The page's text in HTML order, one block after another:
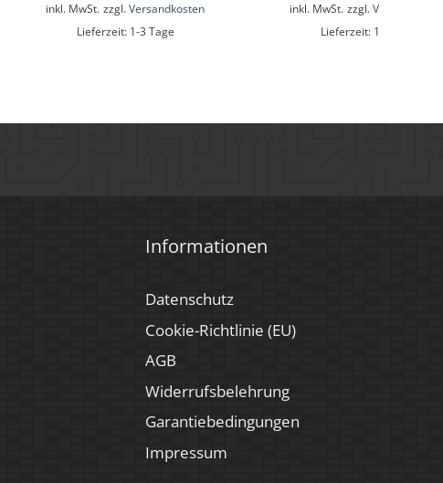
inkl. MwSt. zzgl.Versandkosten
Lieferzeit: 1-3 Tage
inkl. MwSt. zzgl.
Lieferzeit: 1-3 Tage
Informationen
Datenschutz
Cookie-Richtlinie (EU)
AGB
Widerrufsbelehrung
Garantiebedingungen
Impressum